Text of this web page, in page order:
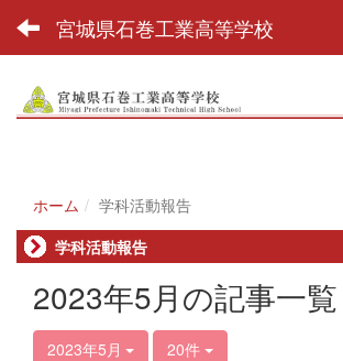
宮城県石巻工業高等学校
ホーム
学科活動報告
学科活動報告
2023年5月の記事一覧
2023年5月 20件